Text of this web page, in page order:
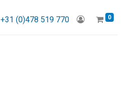
+31 (0)478 519 770 0